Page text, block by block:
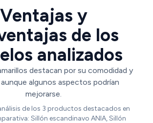
Ventajas y
de los
analizados
destacan por su comodidad y
algunos aspectos podrían
mejorarse.
de los 3 productos destacados en
Sillón escandinavo ANIA, Sillón